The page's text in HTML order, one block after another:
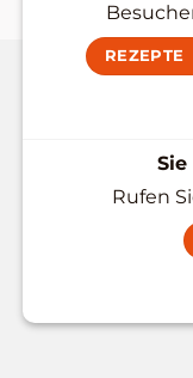
REZEPTE
Sie
Rufen